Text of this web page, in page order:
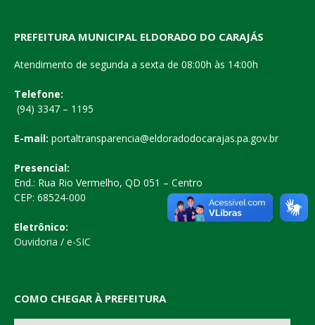
PREFEITURA MUNICIPAL ELDORADO DO CARAJÁS
Atendimento de segunda a sexta de 08:00h às 14:00h
Telefone:
(94) 3347 – 1195
E-mail: portaltransparencia@eldoradodocarajas.pa.gov.br
Presencial:
End.: Rua Rio Vermelho, QD 051 – Centro
CEP: 68524-000
Eletrônico:
Ouvidoria / e-SIC
COMO CHEGAR À PREFEITURA